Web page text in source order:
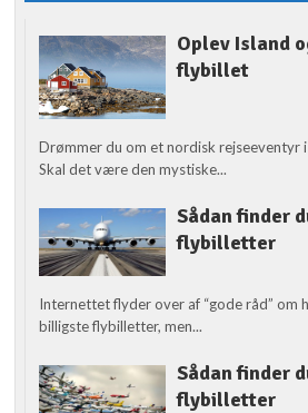
Oplev Island
flybillet
Drømmer du om et nordisk rejseeventyr
Skal det være den mystiske...
Sådan finder
flybilletter
Internettet flyder over af “gode råd” om
billigste flybilletter, men...
Sådan finder
flybilletter